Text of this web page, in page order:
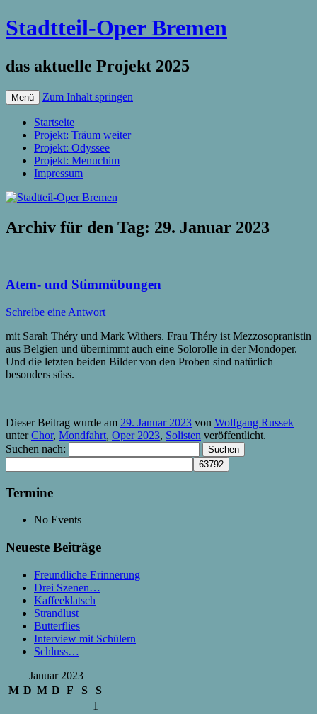
Stadtteil-Oper Bremen
das aktuelle Projekt 2025
Menü Zum Inhalt springen
Startseite
Projekt: Träum weiter
Projekt: Odyssee
Projekt: Menuchim
Impressum
Archiv für den Tag: 29. Januar 2023
Atem- und Stimmübungen
Schreibe eine Antwort
mit Sarah Théry und Mark Withers. Frau Théry ist Mezzosopranistin
aus Belgien und übernimmt auch eine Solorolle in der Mondoper.
Und die letzten beiden Bilder von den Proben sind natürlich
besonders süss.
Dieser Beitrag wurde am 29. Januar 2023 von Wolfgang Russek
unterChor, Mondfahrt, Oper 2023, Solisten veröffentlicht.
Suchen nach:
Termine
No Events
Neueste Beiträge
Freundliche Erinnerung
Drei Szenen…
Kaffeeklatsch
Strandlust
Butterflies
Interview mit Schülern
Schluss…
Januar 2023
M D M D F S
S
1